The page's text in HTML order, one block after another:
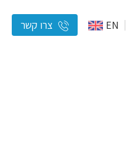
EN
צרו קשר